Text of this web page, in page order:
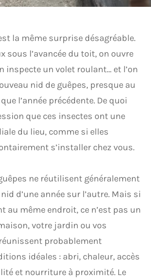
la même surprise désagréable.
sous l’avancée du toit, on ouvre
inspecte un volet roulant… et l’on
nid de guêpes, presque au
l’année précédente. De quoi
que ces insectes ont une
du lieu, comme si elles
s’installer chez vous.
ne réutilisent généralement
d’une année sur l’autre. Mais si
au même endroit, ce n’est pas un
votre jardin ou vos
probablement
idéales : abri, chaleur, accès
et nourriture à proximité. Le